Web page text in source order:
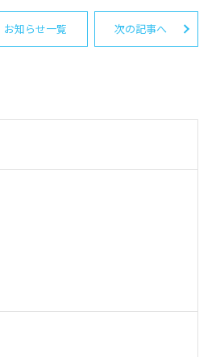
お知らせ一覧 次の記事へ